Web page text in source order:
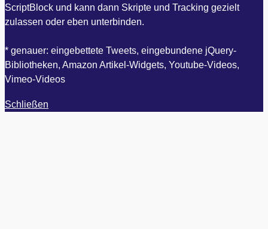
ScriptBlock und kann dann Skripte und Tracking gezielt
zulassen oder eben unterbinden.
* genauer: eingebettete Tweets, eingebundene jQuery-
Bibliotheken, Amazon Artikel-Widgets, Youtube-Videos,
Vimeo-Videos
Schließen